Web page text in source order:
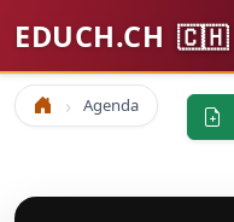
EDUCH.CH 🇨🇭
Accueil Agenda